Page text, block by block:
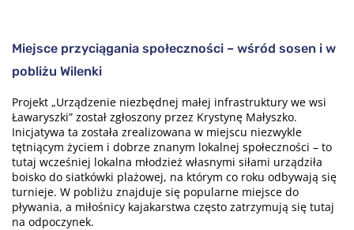
Miejsce przyciągania społeczności – wśród sosen i w
pobliżu Wilenki
Projekt „Urządzenie niezbędnej małej infrastruktury we wsi
Ławaryszki” został zgłoszony przez Krystynę Małyszko.
Inicjatywa ta została zrealizowana w miejscu niezwykle
tętniącym życiem i dobrze znanym lokalnej społeczności – to
tutaj wcześniej lokalna młodzież własnymi siłami urządziła
boisko do siatkówki plażowej, na którym co roku odbywają się
turnieje. W pobliżu znajduje się popularne miejsce do
pływania, a miłośnicy kajakarstwa często zatrzymują się tutaj
na odpoczynek.